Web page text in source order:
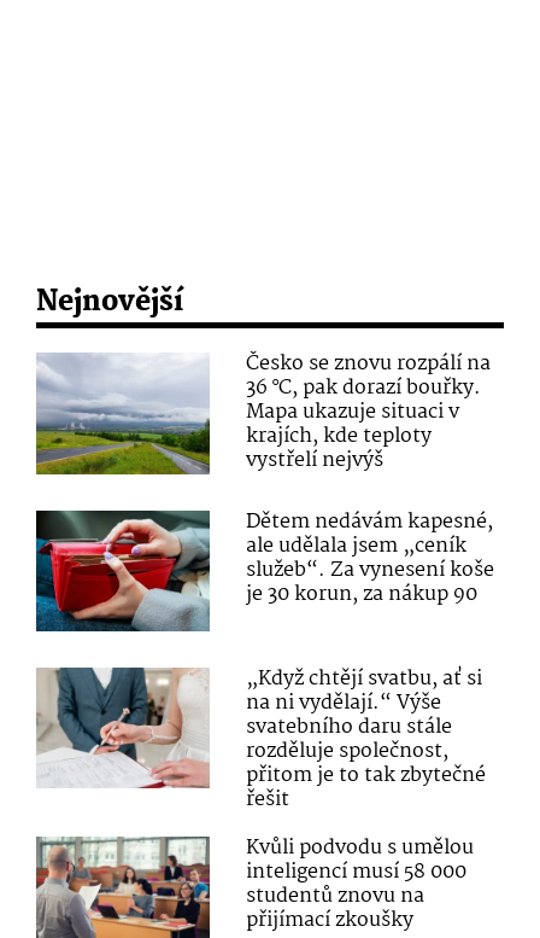
Nejnovější
Česko se znovu rozpálí na
36 °C, pak dorazí bouřky.
Mapa ukazuje situaci v
krajích, kde teploty
vystřelí nejvýš
Dětem nedávám kapesné,
ale udělala jsem „ceník
služeb“. Za vynesení koše
je 30 korun, za nákup 90
„Když chtějí svatbu, ať si
na ni vydělají.“ Výše
svatebního daru stále
rozděluje společnost,
přitom je to tak zbytečné
řešit
Kvůli podvodu s umělou
inteligencí musí 58 000
studentů znovu na
přijímací zkoušky